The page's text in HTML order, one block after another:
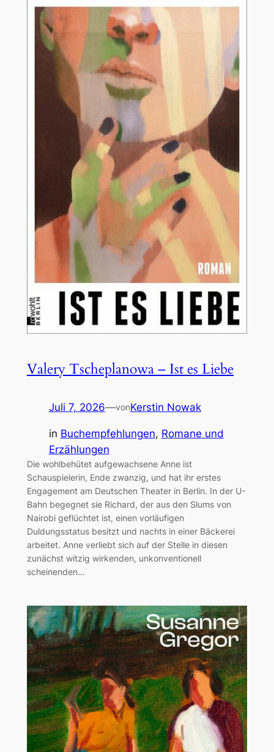
Valery Tscheplanowa – Ist es Liebe
Juli 7, 2026—vonKerstin Nowak
in Buchempfehlungen, Romane und
Erzählungen
Die wohlbehütet aufgewachsene Anne ist
Schauspielerin, Ende zwanzig, und hat ihr erstes
Engagement am Deutschen Theater in Berlin. In der U-
Bahn begegnet sie Richard, der aus den Slums von
Nairobi geflüchtet ist, einen vorläufigen
Duldungsstatus besitzt und nachts in einer Bäckerei
arbeitet. Anne verliebt sich auf der Stelle in diesen
zunächst witzig wirkenden, unkonventionell
scheinenden…